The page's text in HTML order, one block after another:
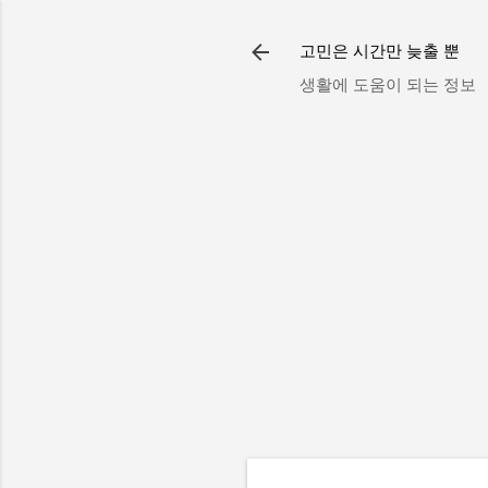
고민은 시간만 늦출 뿐
생활에 도움이 되는 정보